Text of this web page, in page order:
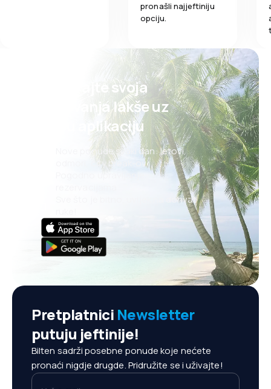
pronašli najjeftiniju
opciju.
Planirajte svoja
putovanja lakše uz
našu aplikaciju
Nove ponude svaki dan: letovi,
odmori, city break-ovi
Sve što je bitno, uvijek na dohvat
Pretplatnici Newsletter
putuju jeftinije!
Bilten sadrži posebne ponude koje nećete
pronaći nigdje drugde. Pridružite se i uživajte!
Vaš e-mail